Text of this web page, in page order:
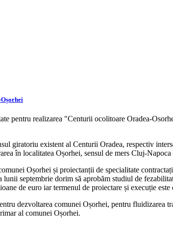
pentru realizarea "Centurii ocolitoare Oradea-
giratoriu existent al Centurii Oradea, respectiv
în localitatea Oșorhei, sensul de mers Cluj-
Oșorhei și proiectanții de specialitate
lunii septembrie dorim să aprobăm studiul de
de euro iar termenul de proiectare și execuție
dezvoltarea comunei Oșorhei, pentru
al comunei Oșorhei.